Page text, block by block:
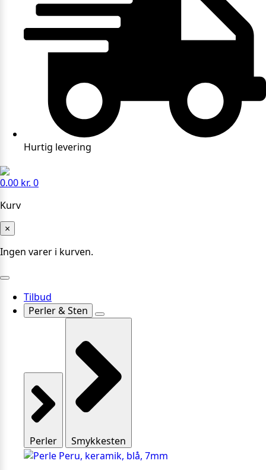
Hurtig levering
0.00 kr. 0
Kurv
×
Ingen varer i kurven.
Tilbud
Perler & Sten
Perler Smykkesten